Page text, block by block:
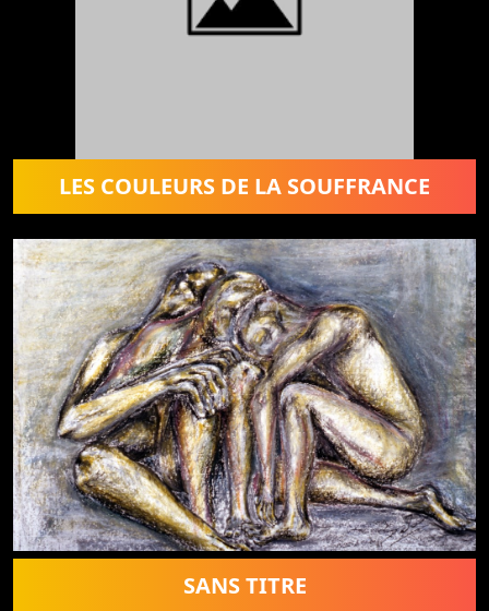
LES COULEURS DE LA SOUFFRANCE
SANS TITRE